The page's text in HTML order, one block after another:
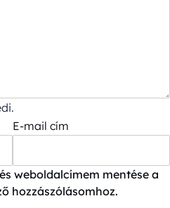
E-mail cím
weboldalcímem mentése a
hozzászólásomhoz.